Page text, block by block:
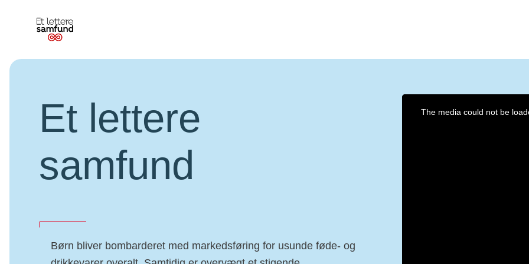
Et
samfund
Et lettere
samfund
Børn bliver bombarderet med markedsføring for usunde føde- og